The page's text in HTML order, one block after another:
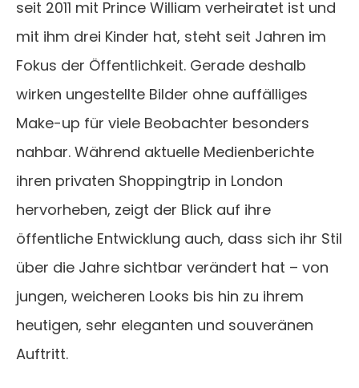
seit 2011 mit Prince William verheiratet ist und
mit ihm drei Kinder hat, steht seit Jahren im
Fokus der Öffentlichkeit. Gerade deshalb
wirken ungestellte Bilder ohne auffälliges
Make-up für viele Beobachter besonders
nahbar. Während aktuelle Medienberichte
ihren privaten Shoppingtrip in London
hervorheben, zeigt der Blick auf ihre
öffentliche Entwicklung auch, dass sich ihr Stil
über die Jahre sichtbar verändert hat – von
jungen, weicheren Looks bis hin zu ihrem
heutigen, sehr eleganten und souveränen
Auftritt.